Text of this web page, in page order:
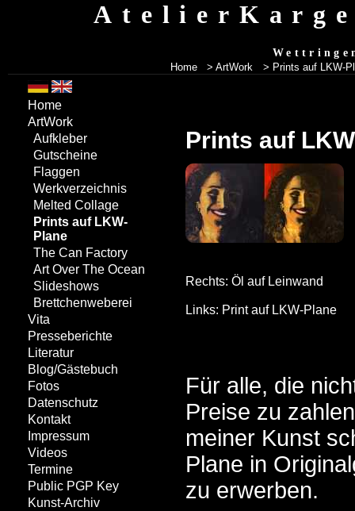
Home > ArtWork > Prints auf LKW-
Prints auf
Rechts: Öl auf Leinwand
Links: Print auf LKW-Plane
Für alle, die
Preise zu
meiner Kunst
Plane in
zu erwerben.
Home
ArtWork
Aufkleber
Gutscheine
Flaggen
Werkverzeichnis
Melted Collage
Prints auf LKW-
Plane
The Can Factory
Art Over The Ocean
Slideshows
Brettchenweberei
Vita
Presseberichte
Literatur
Blog/Gästebuch
Fotos
Datenschutz
Kontakt
Impressum
Videos
Termine
Public PGP Key
Kunst-Archiv